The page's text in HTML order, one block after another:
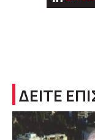
ΔΕΙΤΕ